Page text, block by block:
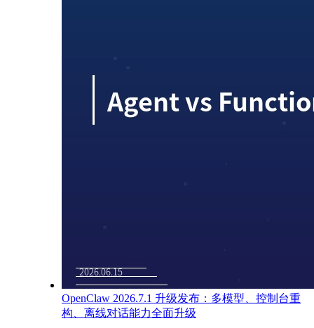
OpenClaw 2026.7.1 升级发布：多模型、控制台重
构、离线对话能力全面升级